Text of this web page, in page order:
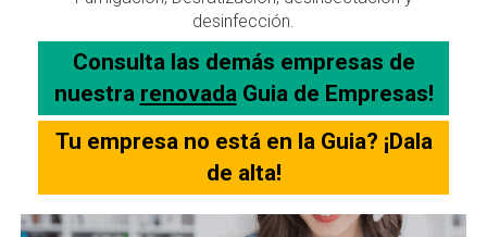
desinfección.
Consulta las demás empresas de
nuestra renovadaGuia de Empresas!
Tu empresa no está en la Guia? ¡Dala
de alta!